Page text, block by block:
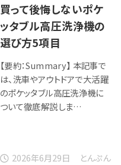
買って後悔しないポケ
ッタブル高圧洗浄機の
選び方5項目
【要約：Summary】 本記事で
は、洗車やアウトドアで大活躍
のポケッタブル高圧洗浄機に
ついて徹底解説しま…
2026年6月29日 とんぷん